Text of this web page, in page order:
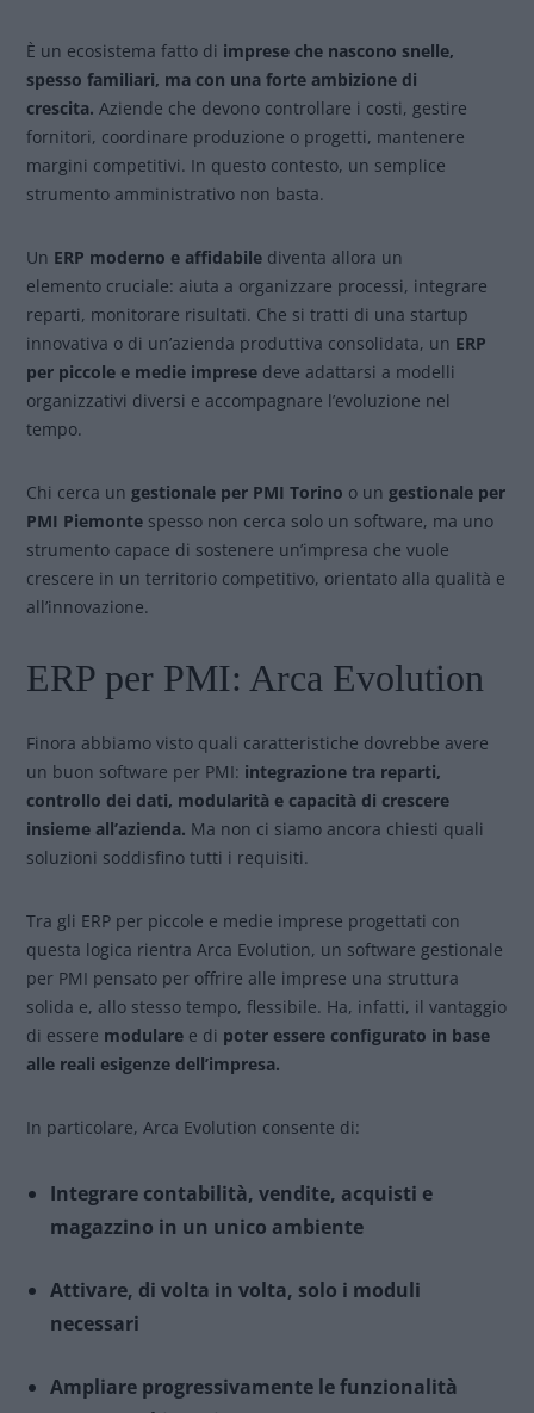
È un ecosistema fatto di imprese che nascono snelle,
spesso familiari, ma con una forte ambizione di
crescita. Aziende che devono controllare i costi, gestire
fornitori, coordinare produzione o progetti, mantenere
margini competitivi. In questo contesto, un semplice
strumento amministrativo non basta.
Un ERP moderno e affidabile diventa allora un
elemento cruciale: aiuta a organizzare processi, integrare
reparti, monitorare risultati. Che si tratti di una startup
innovativa o di un’azienda produttiva consolidata, un ERP
per piccole e medie imprese deve adattarsi a modelli
organizzativi diversi e accompagnare l’evoluzione nel
tempo.
Chi cerca un gestionale per PMI Torino o un gestionale per
PMI Piemonte spesso non cerca solo un software, ma uno
strumento capace di sostenere un’impresa che vuole
crescere in un territorio competitivo, orientato alla qualità e
all’innovazione.
ERP per PMI: Arca Evolution
Finora abbiamo visto quali caratteristiche dovrebbe avere
un buon software per PMI: integrazione tra reparti,
controllo dei dati, modularità e capacità di crescere
insieme all’azienda. Ma non ci siamo ancora chiesti quali
soluzioni soddisfino tutti i requisiti.
Tra gli ERP per piccole e medie imprese progettati con
questa logica rientra Arca Evolution, un software gestionale
per PMI pensato per offrire alle imprese una struttura
solida e, allo stesso tempo, flessibile. Ha, infatti, il vantaggio
di essere modulare e di poter essere configurato in base
alle reali esigenze dell’impresa.
In particolare, Arca Evolution consente di:
Integrare contabilità, vendite, acquisti e
magazzino in un unico ambiente
Attivare, di volta in volta, solo i moduli
necessari
Ampliare progressivamente le funzionalità